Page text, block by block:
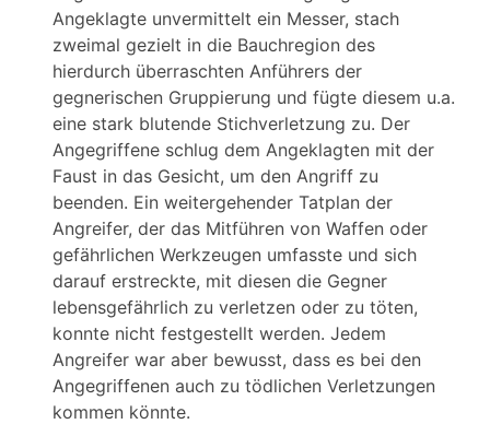
Angeklagte unvermittelt ein Messer, stach
zweimal gezielt in die Bauchregion des
hierdurch überraschten Anführers der
gegnerischen Gruppierung und fügte diesem u.a.
eine stark blutende Stichverletzung zu. Der
Angegriffene schlug dem Angeklagten mit der
Faust in das Gesicht, um den Angriff zu
beenden. Ein weitergehender Tatplan der
Angreifer, der das Mitführen von Waffen oder
gefährlichen Werkzeugen umfasste und sich
darauf erstreckte, mit diesen die Gegner
lebensgefährlich zu verletzen oder zu töten,
konnte nicht festgestellt werden. Jedem
Angreifer war aber bewusst, dass es bei den
Angegriffenen auch zu tödlichen Verletzungen
kommen könnte.